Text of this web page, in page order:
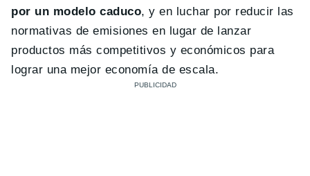
por un modelo caduco, y en luchar por reducir las
normativas de emisiones en lugar de lanzar
productos más competitivos y económicos para
lograr una mejor economía de escala.